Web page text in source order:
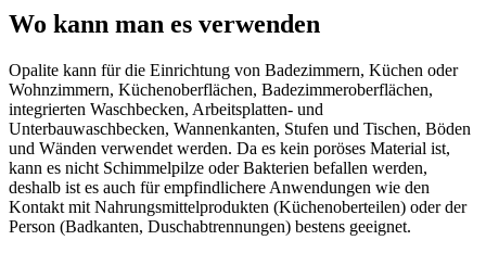
Wo kann man es verwenden
Opalite kann für die Einrichtung von Badezimmern, Küchen oder
Wohnzimmern, Küchenoberflächen, Badezimmeroberflächen,
integrierten Waschbecken, Arbeitsplatten- und
Unterbauwaschbecken, Wannenkanten, Stufen und Tischen, Böden
und Wänden verwendet werden. Da es kein poröses Material ist,
kann es nicht Schimmelpilze oder Bakterien befallen werden,
deshalb ist es auch für empfindlichere Anwendungen wie den
Kontakt mit Nahrungsmittelprodukten (Küchenoberteilen) oder der
Person (Badkanten, Duschabtrennungen) bestens geeignet.